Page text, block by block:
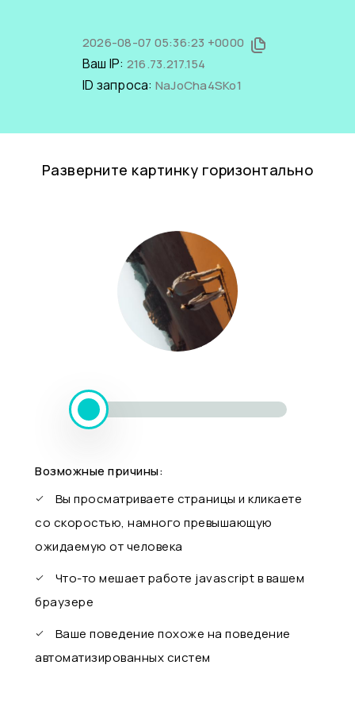
2026-08-07 05:36:23 +0000
Ваш IP: 216.73.217.154
ID запроса: NaJoCha4SKo1
Разверните картинку горизонтально
Возможные причины:
Вы просматриваете страницы и кликаете
со скоростью, намного превышающую
ожидаемую от человека
Что-то мешает работе javascript в вашем
браузере
Ваше поведение похоже на поведение
автоматизированных систем